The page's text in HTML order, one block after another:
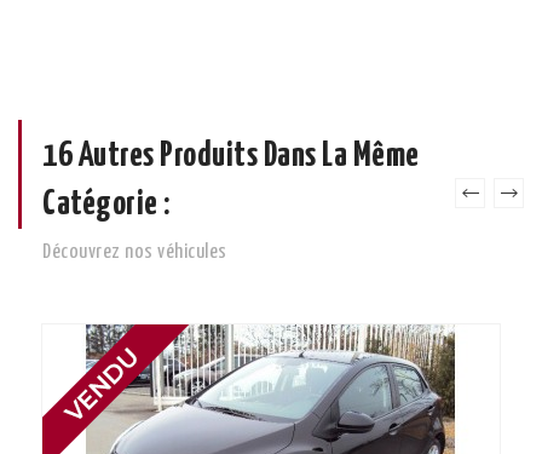
16 Autres Produits Dans La Même
Catégorie :
Découvrez nos véhicules